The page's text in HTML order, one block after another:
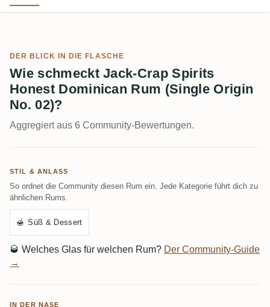
DER BLICK IN DIE FLASCHE
Wie schmeckt Jack-Crap Spirits
Honest Dominican Rum (Single Origin
No. 02)?
Aggregiert aus 6 Community-Bewertungen.
STIL & ANLASS
So ordnet die Community diesen Rum ein. Jede Kategorie führt dich zu
ähnlichen Rums.
🍯 Süß & Dessert
🥃 Welches Glas für welchen Rum? Der Community-Guide
→
IN DER NASE